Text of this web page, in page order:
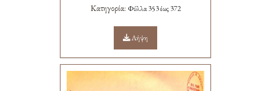
Κατηγορία: Φύλλα 353 έως 372
Λήψη